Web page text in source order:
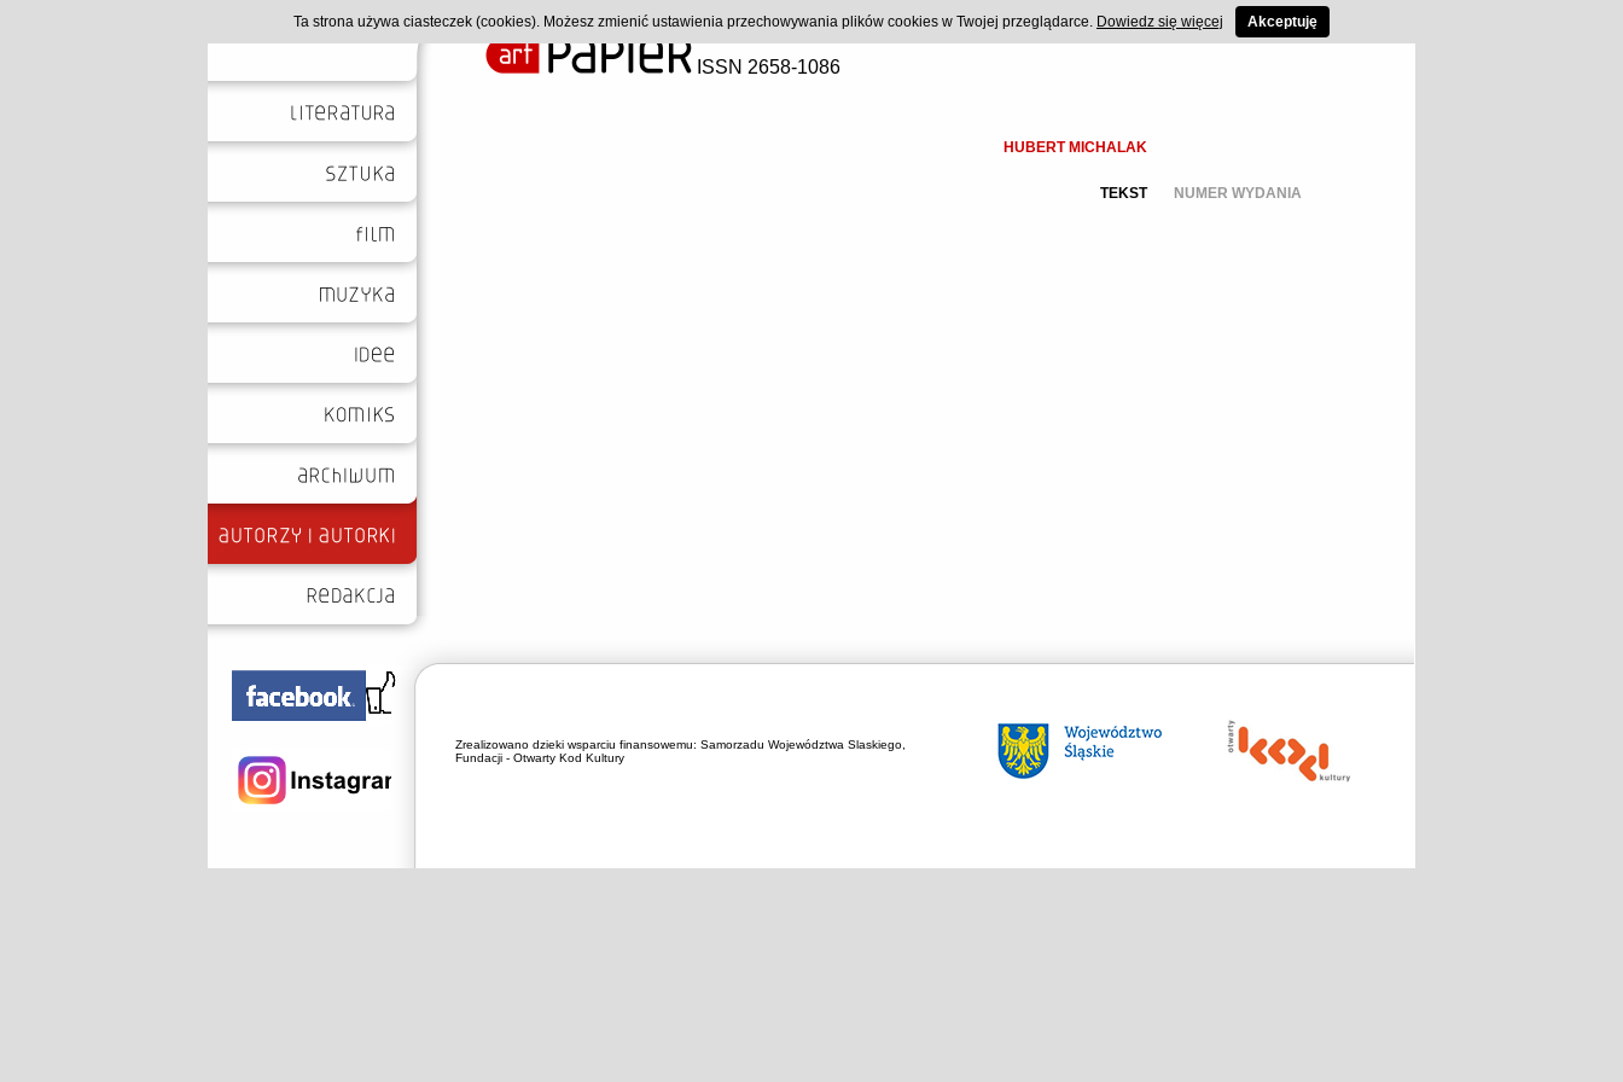
ISSN 2658-1086
HUBERT MICHALAK
TEKST NUMER WYDANIA
Zrealizowano dzieki wsparciu finansowemu: Samorzadu Województwa Slaskiego,
Fundacji - Otwarty Kod Kultury
Ta strona używa ciasteczek (cookies). Możesz zmienić ustawienia przechowywania plików cookies w Twojej przeglądarce. Dowiedz się więcej Akceptuję